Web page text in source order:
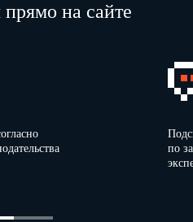
прямо на сайте
по